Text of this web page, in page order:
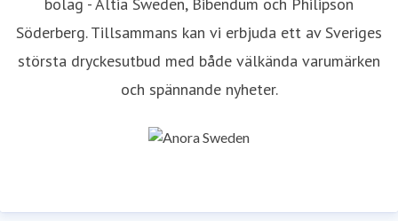
Söderberg. Tillsammans kan vi erbjuda ett av Sveriges
största dryckesutbud med både välkända varumärken
och spännande nyheter.